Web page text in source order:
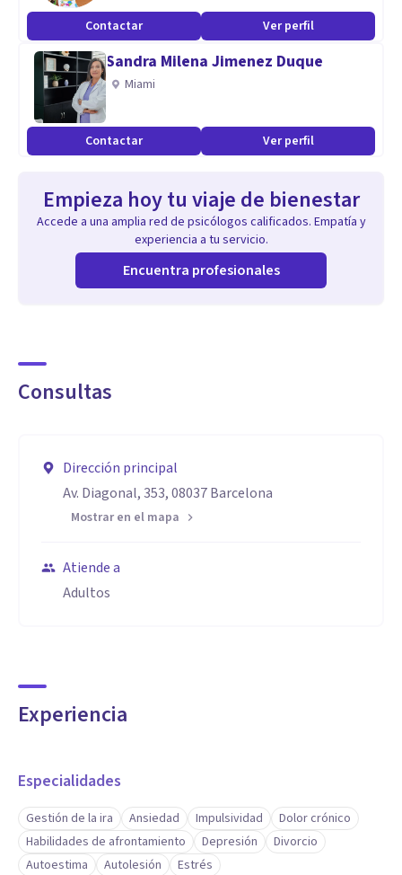
Contactar Ver perfil
Sandra Milena Jimenez Duque
Miami
Contactar Ver perfil
Empieza hoy tu viaje de bienestar
Accede a una amplia red de psicólogos calificados. Empatía y
experiencia a tu servicio.
Encuentra profesionales
Consultas
Dirección principal
Av. Diagonal, 353, 08037 Barcelona
Mostrar en el mapa
Atiende a
Adultos
Experiencia
Especialidades
Gestión de la ira Ansiedad Impulsividad
Dolor crónico
Habilidades de afrontamiento
Depresión
Divorcio
Autoestima
Autolesión Estrés